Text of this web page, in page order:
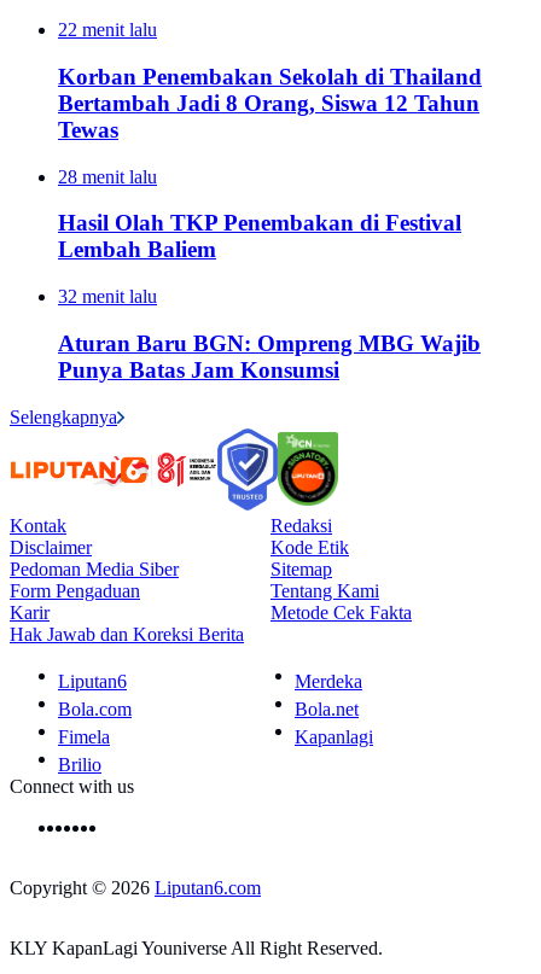
22 menit lalu
Korban Penembakan Sekolah di Thailand
Bertambah Jadi 8 Orang, Siswa 12 Tahun
Tewas
28 menit lalu
Hasil Olah TKP Penembakan di Festival
Lembah Baliem
32 menit lalu
Aturan Baru BGN: Ompreng MBG Wajib
Punya Batas Jam Konsumsi
Selengkapnya
Kontak
Redaksi
Disclaimer
Kode Etik
Pedoman Media Siber
Sitemap
Form Pengaduan
Tentang Kami
Karir
Metode Cek Fakta
Hak Jawab dan Koreksi Berita
Liputan6
Merdeka
Bola.com
Bola.net
Fimela
Kapanlagi
Brilio
Connect with us
Copyright © 2026 Liputan6.com
KLY KapanLagi Youniverse All Right Reserved.